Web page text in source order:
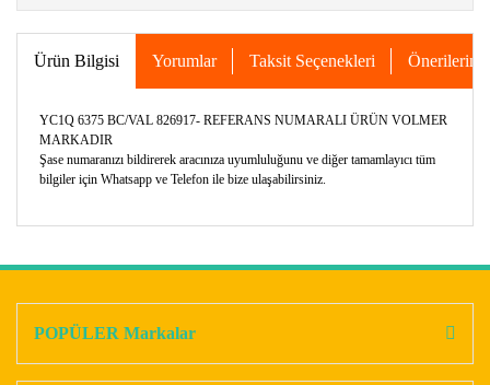
Ürün Bilgisi Yorumlar Taksit Seçenekleri Önerileriniz
YC1Q 6375 BC/VAL 826917- REFERANS NUMARALI ÜRÜN VOLMER
MARKADIR
Şase numaranızı bildirerek aracınıza uyumluluğunu ve diğer tamamlayıcı tüm
bilgiler için Whatsapp ve Telefon ile bize ulaşabilirsiniz.
POPÜLER Markalar